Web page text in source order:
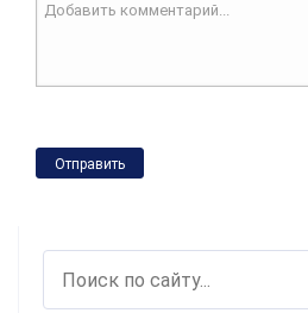
Отправить